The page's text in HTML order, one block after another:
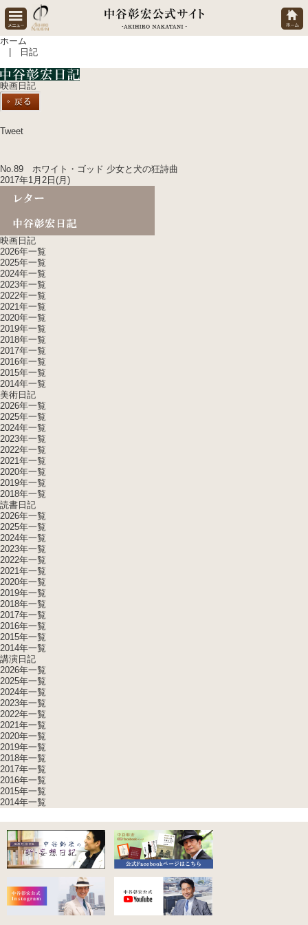
ホーム
| 日記
映画日記
Tweet
No.89 ホワイト・ゴッド 少女と犬の狂詩曲
2017年1月2日(月)
映画日記
2026年一覧
2025年一覧
2024年一覧
2023年一覧
2022年一覧
2021年一覧
2020年一覧
2019年一覧
2018年一覧
2017年一覧
2016年一覧
2015年一覧
2014年一覧
美術日記
2026年一覧
2025年一覧
2024年一覧
2023年一覧
2022年一覧
2021年一覧
2020年一覧
2019年一覧
2018年一覧
読書日記
2026年一覧
2025年一覧
2024年一覧
2023年一覧
2022年一覧
2021年一覧
2020年一覧
2019年一覧
2018年一覧
2017年一覧
2016年一覧
2015年一覧
2014年一覧
講演日記
2026年一覧
2025年一覧
2024年一覧
2023年一覧
2022年一覧
2021年一覧
2020年一覧
2019年一覧
2018年一覧
2017年一覧
2016年一覧
2015年一覧
2014年一覧